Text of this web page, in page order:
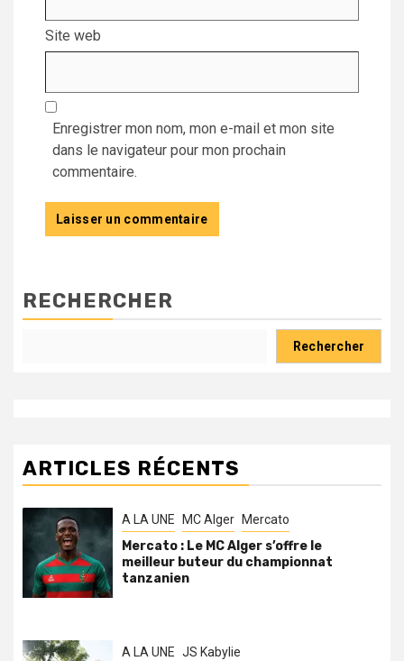
Site web
Enregistrer mon nom, mon e-mail et mon site
dans le navigateur pour mon prochain
commentaire.
RECHERCHER
Rechercher
ARTICLES RÉCENTS
A LA UNE MC Alger Mercato
Mercato : Le MC Alger s’offre le
meilleur buteur du championnat
tanzanien
A LA UNE JS Kabylie